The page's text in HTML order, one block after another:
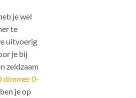
je wel
te
uitvoerig
je bij
zeldzaam
dimmer 0-
je op